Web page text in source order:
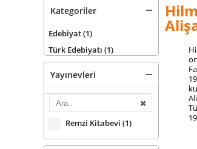
Kategoriler
Edebiyat(1)
Türk Edebiyatı (1)
Yayınevleri
Remzi Kitabevi (1)